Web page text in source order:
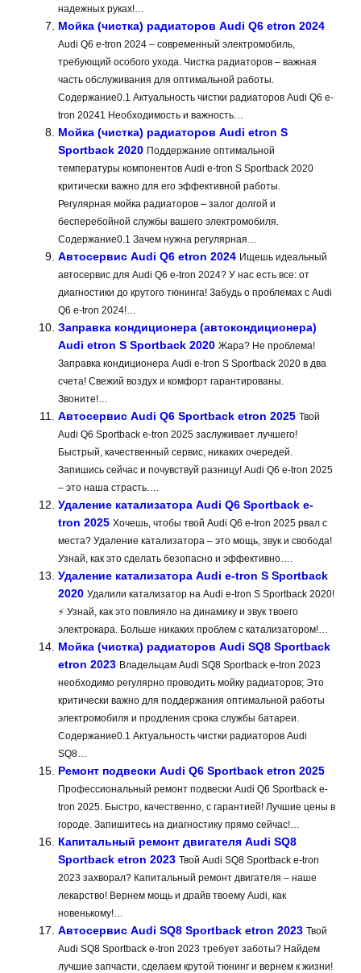
надежных руках!…
Мойка (чистка) радиаторов Audi Q6 etron 2024
Audi Q6 e-tron 2024 – современный электромобиль,
требующий особого ухода. Чистка радиаторов – важная
часть обслуживания для оптимальной работы.
Содержание0.1 Актуальность чистки радиаторов Audi Q6 e-
tron 20241 Необходимость и важность…
Мойка (чистка) радиаторов Audi etron S
Sportback 2020 Поддержание оптимальной
температуры компонентов Audi e-tron S Sportback 2020
критически важно для его эффективной работы.
Регулярная мойка радиаторов ⎼ залог долгой и
бесперебойной службы вашего электромобиля.
Содержание0.1 Зачем нужна регулярная…
Автосервис Audi Q6 etron 2024 Ищешь идеальный
автосервис для Audi Q6 e-tron 2024? У нас есть все: от
диагностики до крутого тюнинга! Забудь о проблемах с Audi
Q6 e-tron 2024!…
Заправка кондиционера (автокондиционера)
Audi etron S Sportback 2020 Жара? Не проблема!
Заправка кондиционера Audi e-tron S Sportback 2020 в два
счета! Свежий воздух и комфорт гарантированы.
Звоните!…
Автосервис Audi Q6 Sportback etron 2025 Твой
Audi Q6 Sportback e-tron 2025 заслуживает лучшего!
Быстрый, качественный сервис, никаких очередей.
Запишись сейчас и почувствуй разницу! Audi Q6 e-tron 2025
– это наша страсть….
Удаление катализатора Audi Q6 Sportback e-
tron 2025 Хочешь, чтобы твой Audi Q6 e-tron 2025 рвал с
места? Удаление катализатора – это мощь, звук и свобода!
Узнай, как это сделать безопасно и эффективно….
Удаление катализатора Audi e-tron S Sportback
2020 Удалили катализатор на Audi e-tron S Sportback 2020!
⚡ Узнай, как это повлияло на динамику и звук твоего
электрокара. Больше никаких проблем с катализатором!…
Мойка (чистка) радиаторов Audi SQ8 Sportback
etron 2023 Владельцам Audi SQ8 Sportback e-tron 2023
необходимо регулярно проводить мойку радиаторов; Это
критически важно для поддержания оптимальной работы
электромобиля и продления срока службы батареи.
Содержание0.1 Актуальность чистки радиаторов Audi
SQ8…
Ремонт подвески Audi Q6 Sportback etron 2025
Профессиональный ремонт подвески Audi Q6 Sportback e-
tron 2025. Быстро, качественно, с гарантией! Лучшие цены в
городе. Запишитесь на диагностику прямо сейчас!…
Капитальный ремонт двигателя Audi SQ8
Sportback etron 2023 Твой Audi SQ8 Sportback e-tron
2023 захворал? Капитальный ремонт двигателя – наше
лекарство! Вернем мощь и драйв твоему Audi, как
новенькому!…
Автосервис Audi SQ8 Sportback etron 2023 Твой
Audi SQ8 Sportback e-tron 2023 требует заботы? Найдем
лучшие запчасти, сделаем крутой тюнинг и вернем к жизни!